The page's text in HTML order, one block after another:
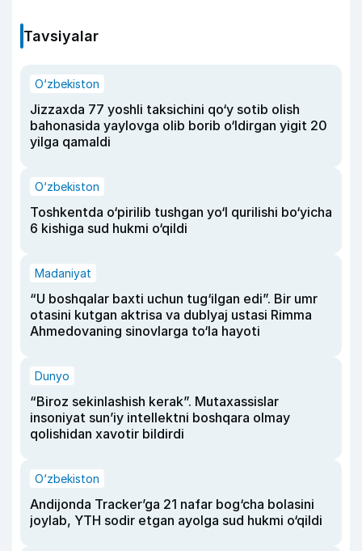
Tavsiyalar
O‘zbekiston
Jizzaxda 77 yoshli taksichini qo‘y sotib olish
bahonasida yaylovga olib borib o‘ldirgan yigit 20
yilga qamaldi
O‘zbekiston
Toshkentda o‘pirilib tushgan yo‘l qurilishi bo‘yicha
6 kishiga sud hukmi o‘qildi
Madaniyat
“U boshqalar baxti uchun tug‘ilgan edi”. Bir umr
otasini kutgan aktrisa va dublyaj ustasi Rimma
Ahmedovaning sinovlarga to‘la hayoti
Dunyo
“Biroz sekinlashish kerak”. Mutaxassislar
insoniyat sun’iy intellektni boshqara olmay
qolishidan xavotir bildirdi
O‘zbekiston
Andijonda Tracker’ga 21 nafar bog‘cha bolasini
joylab, YTH sodir etgan ayolga sud hukmi o‘qildi